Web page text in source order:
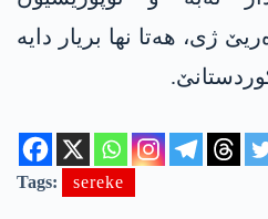
ژی، هەتا نها بریار دایە
Tags: sereke